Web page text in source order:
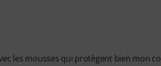
les mousses qui protègent bien mon